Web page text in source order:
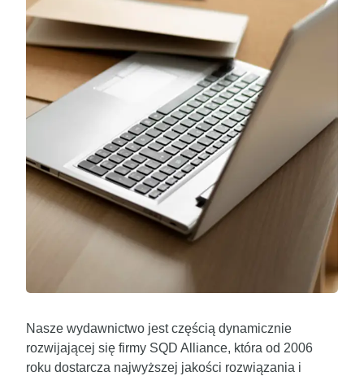
Nasze wydawnictwo jest częścią dynamicznie
rozwijającej się firmy SQD Alliance, która od 2006
roku dostarcza najwyższej jakości rozwiązania i